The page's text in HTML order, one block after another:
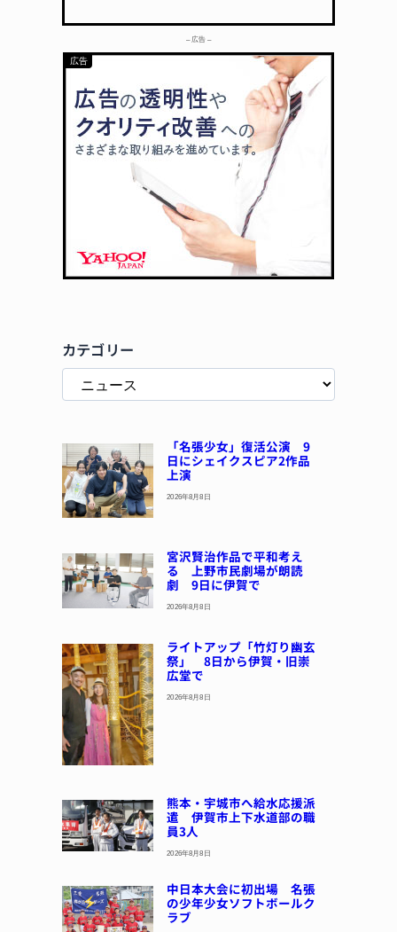
– 広告 –
カテゴリー
「名張少女」復活公演 9
日にシェイクスピア2作品
上演
2026年8月8日
宮沢賢治作品で平和考え
る 上野市民劇場が朗読
劇 9日に伊賀で
2026年8月8日
ライトアップ「竹灯り幽玄
祭」 8日から伊賀・旧崇
広堂で
2026年8月8日
熊本・宇城市へ給水応援派
遣 伊賀市上下水道部の職
員3人
2026年8月8日
中日本大会に初出場 名張
の少年少女ソフトボールク
ラブ